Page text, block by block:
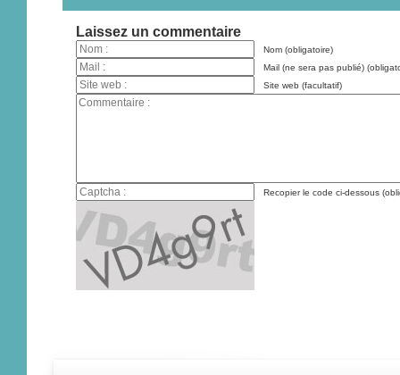
Laissez un commentaire
Nom (obligatoire)
Mail (ne sera pas publié)
Site web (facultatif)
Recopier le code ci-dessous